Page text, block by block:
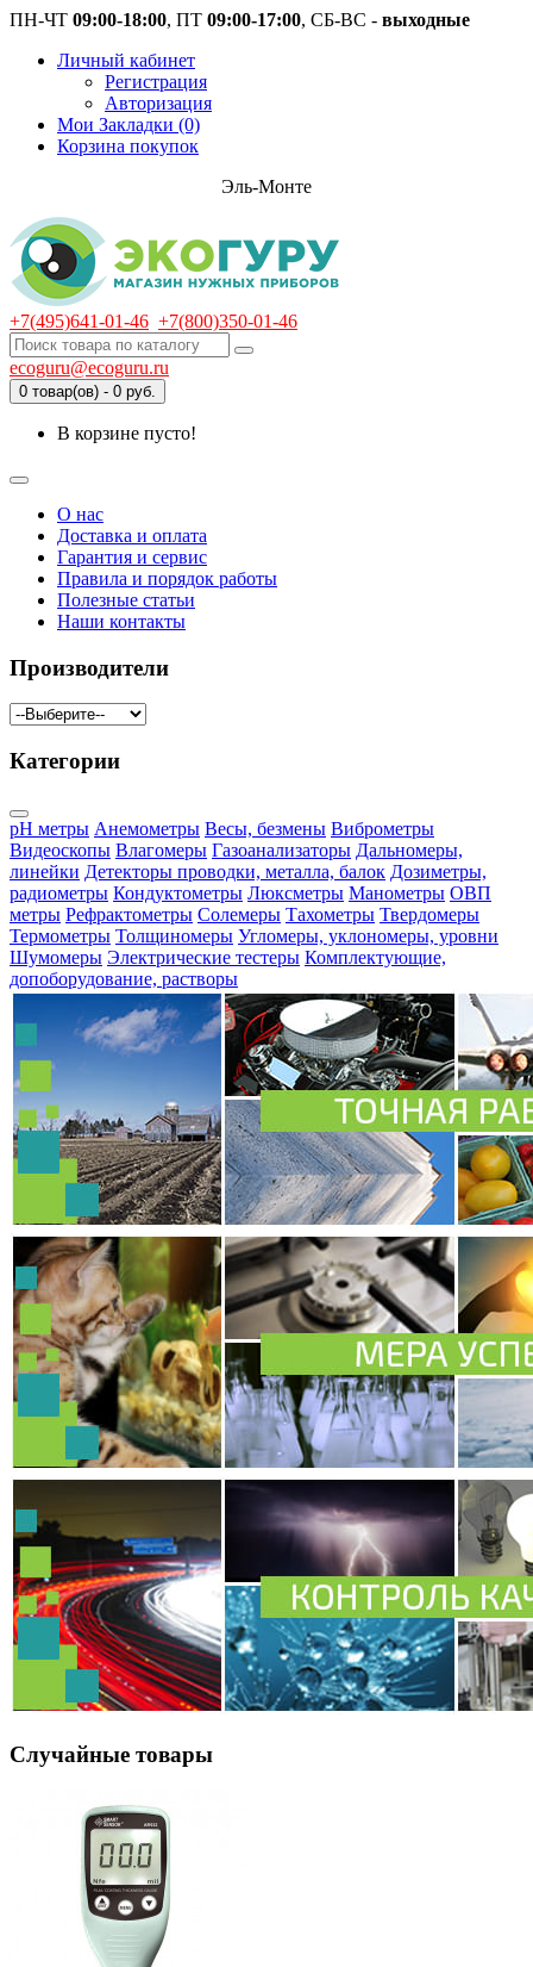
ПН-ЧТ 09:00-18:00, ПТ 09:00-17:00, СБ-ВС - выходные
Личный кабинет
Регистрация
Авторизация
Мои Закладки (0)
Корзина покупок
Эль-Монте
+7(495)641-01-46 +7(800)350-01-46
ecoguru@ecoguru.ru
0 товар(ов) - 0 руб.
В корзине пусто!
О нас
Доставка и оплата
Гарантия и сервис
Правила и порядок работы
Полезные статьи
Наши контакты
Производители
Категории
pH метры Анемометры Весы, безмены Виброметры
Видеоскопы Влагомеры Газоанализаторы Дальномеры,
линейки Детекторы проводки, металла, балок Дозиметры,
радиометры Кондуктометры Люксметры Манометры ОВП
метры Рефрактометры Солемеры Тахометры Твердомеры
Термометры Толщиномеры Угломеры, уклономеры, уровни
Шумомеры Электрические тестеры Комплектующие,
допоборудование, растворы
Случайные товары